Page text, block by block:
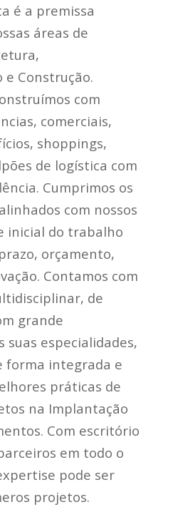
é a premissa
áreas de
Construção.
com
comerciais,
shoppings,
de logística com
Cumprimos os
com nossos
inicial do trabalho
orçamento,
Contamos com
de
grande
suas especialidades,
forma integrada e
práticas de
na Implantação
Com escritório
em todo o
pode ser
projetos.